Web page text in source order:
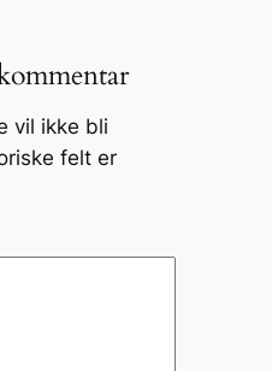
vil ikke bli
felt er